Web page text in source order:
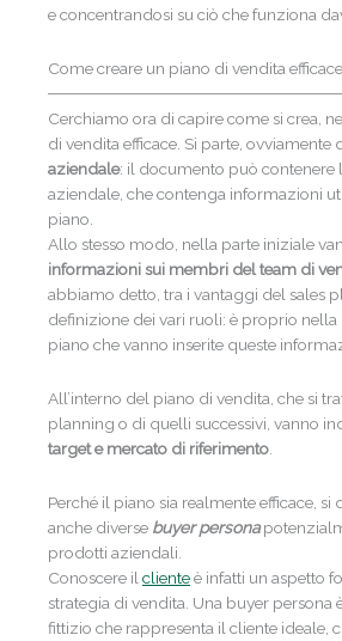
e concentrandosi su ciò che funziona
Come creare un piano di vendita efficace
Cerchiamo ora di capire come si crea,
di vendita efficace. Si parte, ovviamente
aziendale: il documento può contenere
aziendale, che contenga informazioni
piano.
Allo stesso modo, nella parte iniziale
informazioni sui membri del team di
abbiamo detto, tra i vantaggi del sales
definizione dei vari ruoli: è proprio nella
piano che vanno inserite queste
All’interno del piano di vendita, che si
planning o di quelli successivi, vanno
target e mercato di riferimento
Perché il piano sia realmente efficace, si
anche diverse buyer persona
prodotti aziendali.
Conoscere il clienteè infatti un aspetto
strategia di vendita. Una buyer persona
fittizio che rappresenta il cliente ideale,